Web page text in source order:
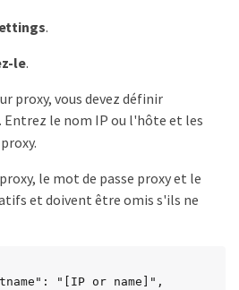
.
le.
proxy, vous devez définir
Entrez le nom IP ou l'hôte et les
le mot de passe proxy et le
et doivent être omis s'ils ne
"[IP or name]",